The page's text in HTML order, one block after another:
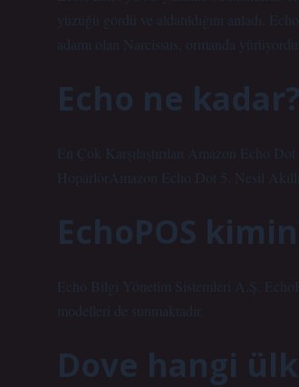
yüzüğü gördü ve aldatıldığını anladı.
adamı olan Narcissus, ormanda yürüyordu.
Echo ne kadar?
En Çok Karşılaştırılan Amazon Echo
HoparlörAmazon Echo Dot 5. Nesil
EchoPOS
Echo Bilgi Yönetim Sistemleri A.Ş.
modelleri de sunmaktadır.
Dove hangi